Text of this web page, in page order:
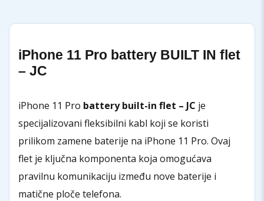
iPhone 11 Pro battery BUILT IN flet
– JC
iPhone 11 Pro battery built-in flet – JC je
specijalizovani fleksibilni kabl koji se koristi
prilikom zamene baterije na iPhone 11 Pro. Ovaj
flet je ključna komponenta koja omogućava
pravilnu komunikaciju između nove baterije i
matične ploče telefona.